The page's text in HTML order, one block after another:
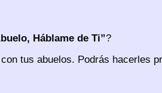
Háblame de Ti”?
tus abuelos. Podrás